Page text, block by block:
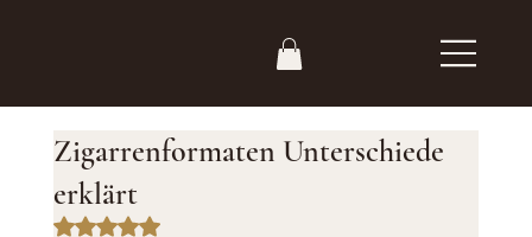
Zigarrenformaten Unterschiede
erklärt
Mit NaN von 5 Sternen bewertet.